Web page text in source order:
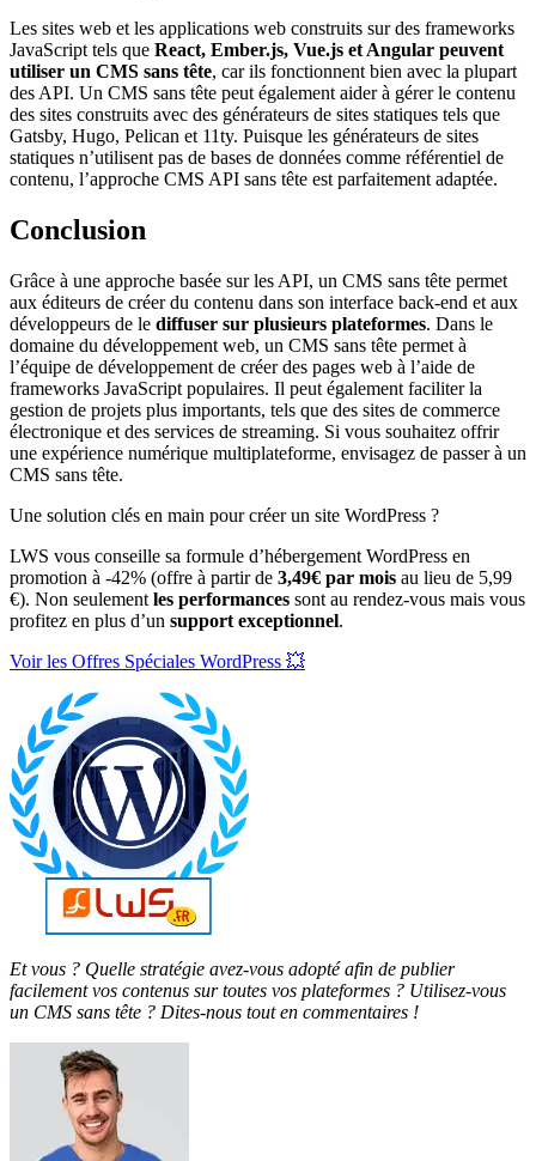
Les sites web et les applications web construits sur des frameworks
JavaScript tels que React, Ember.js, Vue.js et Angular peuvent
utiliser un CMS sans tête, car ils fonctionnent bien avec la plupart
des API. Un CMS sans tête peut également aider à gérer le contenu
des sites construits avec des générateurs de sites statiques tels que
Gatsby, Hugo, Pelican et 11ty. Puisque les générateurs de sites
statiques n’utilisent pas de bases de données comme référentiel de
contenu, l’approche CMS API sans tête est parfaitement adaptée.
Conclusion
Grâce à une approche basée sur les API, un CMS sans tête permet
aux éditeurs de créer du contenu dans son interface back-end et aux
développeurs de le diffuser sur plusieurs plateformes. Dans le
domaine du développement web, un CMS sans tête permet à
l’équipe de développement de créer des pages web à l’aide de
frameworks JavaScript populaires. Il peut également faciliter la
gestion de projets plus importants, tels que des sites de commerce
électronique et des services de streaming. Si vous souhaitez offrir
une expérience numérique multiplateforme, envisagez de passer à un
CMS sans tête.
Une solution clés en main pour créer un site WordPress ?
LWS vous conseille sa formule d’hébergement WordPress en
promotion à -42% (offre à partir de 3,49€ par mois au lieu de 5,99
€). Non seulement les performances sont au rendez-vous mais vous
profitez en plus d’un support exceptionnel.
Voir les Offres Spéciales WordPress 💥
Et vous ? Quelle stratégie avez-vous adopté afin de publier
facilement vos contenus sur toutes vos plateformes ? Utilisez-vous
un CMS sans tête ? Dites-nous tout en commentaires !